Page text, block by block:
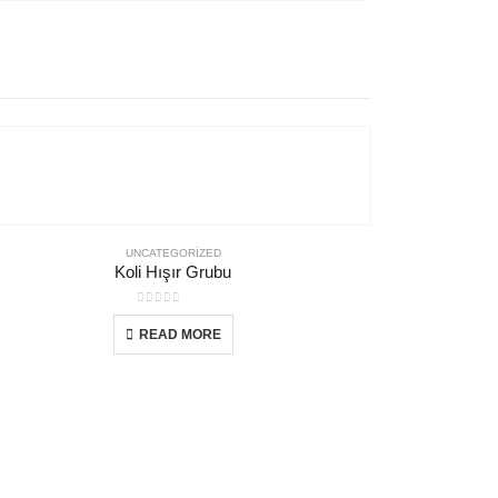
UNCATEGORIZED
Koli Hışır Grubu
0out of 5
READ MORE